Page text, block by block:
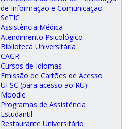
de Informação e Comunicação –
SeTIC
Assistência Médica
Atendimento Psicológico
Biblioteca Universitária
CAGR
Cursos de Idiomas
Emissão de Cartões de Acesso
UFSC (para acesso ao RU)
Moodle
Programas de Assistência
Estudantil
Restaurante Universitário